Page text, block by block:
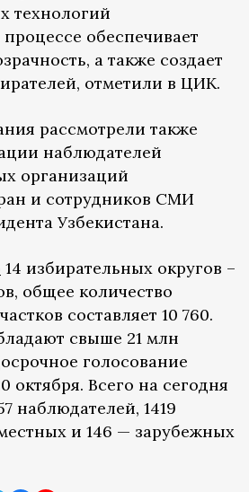
технологий
обеспечивает
а также создает
отметили в ЦИК.
рассмотрели также
наблюдателей
организаций
и сотрудников СМИ
Узбекистана.
14 избирательных округов –
общее количество
составляет 10 760.
свыше 21 млн
голосование
октября. Всего на сегодня
наблюдателей, 1419
и 146 — зарубежных